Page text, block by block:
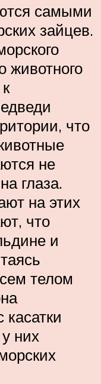
самыми
зайцев.
животного
что
не
глаза.
на этих
что
и
телом
них